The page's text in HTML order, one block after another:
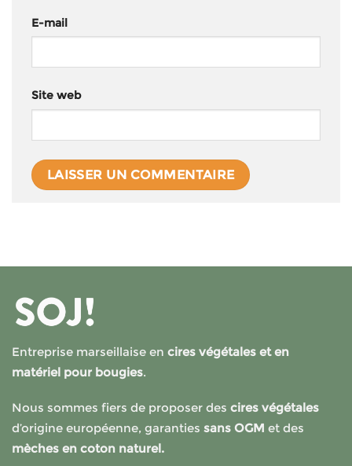
E-mail
Site web
Entreprise marseillaise en cires végétales et en
matériel pour bougies.
Nous sommes fiers de proposer des cires végétales
d’origine européenne, garanties sans OGM et des
mèches en coton naturel.